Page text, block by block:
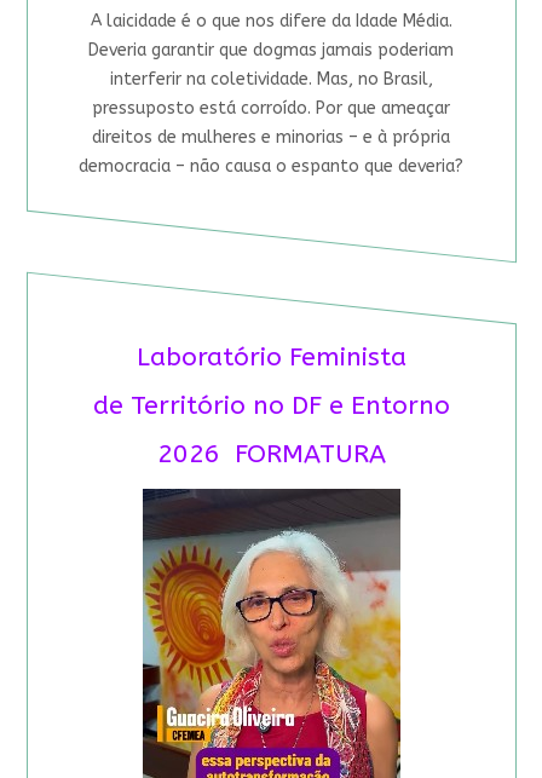
A laicidade é o que nos difere da Idade Média.
Deveria garantir que dogmas jamais poderiam
interferir na coletividade. Mas, no Brasil,
pressuposto está corroído. Por que ameaçar
direitos de mulheres e minorias – e à própria
democracia – não causa o espanto que deveria?
Laboratório Feminista
de Território no DF e Entorno
2026 FORMATURA